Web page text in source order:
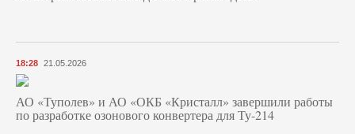
18:28 21.05.2026
АО «Туполев» и АО «ОКБ «Кристалл» завершили работы
по разработке озонового конвертера для Ту-214